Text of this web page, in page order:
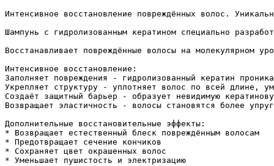
Интенсивное восстановление повреждённых волос.
Шампунь с гидролизованным кератином специально
Восстанавливает повреждённые волосы на молекулярном
Интенсивное восстановление:
Заполняет повреждения - гидролизованный кератин
Укрепляет структуру - уплотняет волос по всей длине,
Создаёт защитный барьер - образует невидимую
Возвращает эластичность - волосы становятся более
Дополнительные восстановительные эффекты:
* Возвращает естественный блеск повреждённым волосам
* Предотвращает сечение кончиков
* Сохраняет цвет окрашенных волос
* Уменьшает пушистость и электризацию